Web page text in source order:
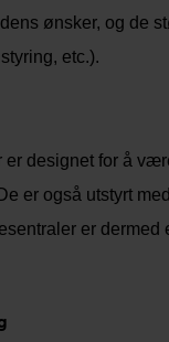
ønsker, og de
etc.).
er designet for å
er også utstyrt
er